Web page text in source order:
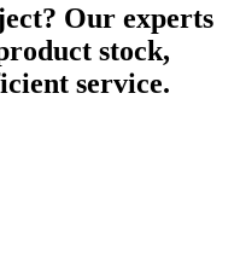
Our experts
stock,
service.